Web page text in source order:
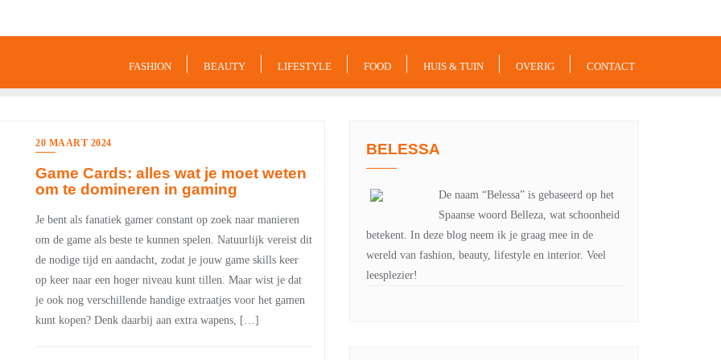
FASHION BEAUTY LIFESTYLE FOOD HUIS & TUIN OVERIG CONTACT
20 MAART 2024
Game Cards: alles wat je moet weten
om te domineren in gaming
Je bent als fanatiek gamer constant op zoek naar manieren
om de game als beste te kunnen spelen. Natuurlijk vereist dit
de nodige tijd en aandacht, zodat je jouw game skills keer
op keer naar een hoger niveau kunt tillen. Maar wist je dat
je ook nog verschillende handige extraatjes voor het gamen
kunt kopen? Denk daarbij aan extra wapens, […]
BELESSA
De naam “Belessa” is gebaseerd op het
Spaanse woord Belleza, wat schoonheid
betekent. In deze blog neem ik je graag mee in de
wereld van fashion, beauty, lifestyle en interior. Veel
leesplezier!